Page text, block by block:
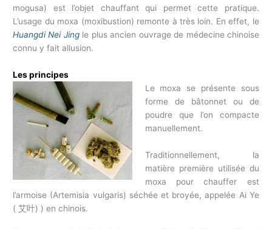
mogusa) est l’objet chauffant qui permet cette pratique.
L’usage du moxa (moxibustion) remonte à très loin. En effet, le
Huangdi Nei Jingle plus ancien ouvrage de médecine chinoise
connu y fait allusion.
Les principes
Le moxa se présente sous
forme de bâtonnet ou de
poudre que l’on compacte
manuellement.
Traditionnellement, la
matière première utilisée du
moxa pour chauffer est
l’armoise (Artemisia vulgaris) séchée et broyée, appelée Ai Ye
( 艾叶) ) en chinois.